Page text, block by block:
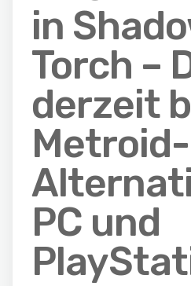
in
Torch –
derzeit
Metroid-
PC und